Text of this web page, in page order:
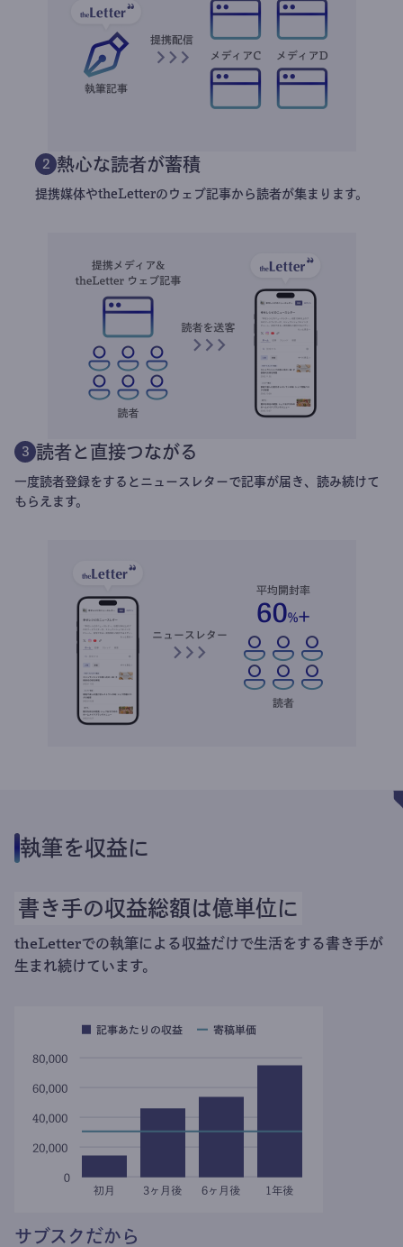
2 熱心な読者が蓄積
提携媒体やtheLetterのウェブ記事から読者が集まります。
3 読者と直接つながる
一度読者登録をするとニュースレターで記事が届き、読み続けて
もらえます。
執筆を収益に
書き手の収益総額は億単位に
theLetterでの執筆による収益だけで生活をする書き手が
生まれ続けています。
サブスクだから